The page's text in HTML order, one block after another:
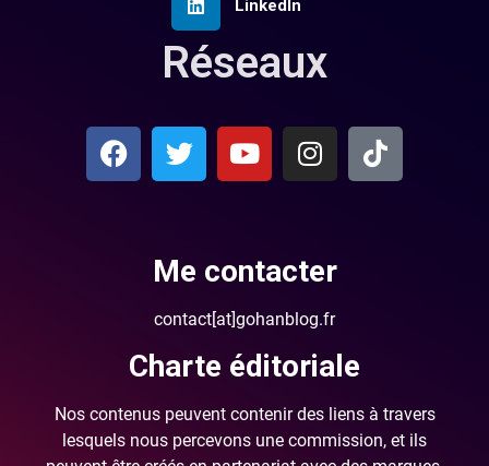
LinkedIn
Réseaux
Me contacter
contact[at]gohanblog.fr
Charte éditoriale
Nos contenus peuvent contenir des liens à travers
lesquels nous percevons une commission, et ils